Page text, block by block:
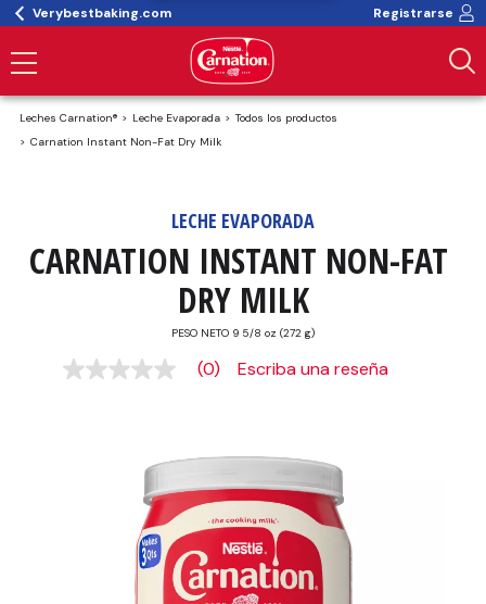
Verybestbaking.com Registrarse
Leches Carnation® Leche Evaporada
Todos los productos
Carnation Instant Non-Fat Dry Milk
LECHE EVAPORADA
CARNATION INSTANT NON-FAT
DRY MILK
PESO NETO 9 5/8 oz (272 g)
Sin
(0) Escriba una reseña